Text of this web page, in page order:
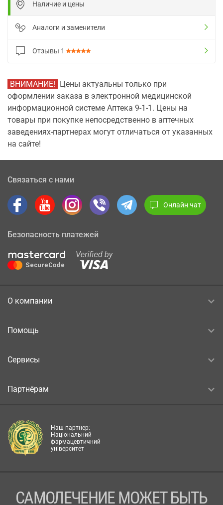
Наличие и цены
Аналоги и заменители
Отзывы 1
ВНИМАНИЕ! Цены актуальны только при
оформлении заказа в электронной медицинской
информационной системе Аптека 9-1-1. Цены на
товары при покупке непосредственно в аптечных
заведениях-партнерах могут отличаться от указанных
на сайте!
Связаться с нами
Онлайн чат
Безопасность платежей
О компании
Помощь
Сервисы
Партнёрам
Наш партнер:
Національний
фармацевтичний
університет
САМОЛЕЧЕНИЕ МОЖЕТ БЫТЬ